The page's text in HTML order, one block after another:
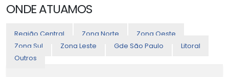
ONDE ATUAMOS
Região Central Zona Norte
Zona Oeste
Zona Sul
Zona Leste Gde São Paulo
Litoral
Outros